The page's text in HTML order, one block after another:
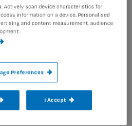
actief aan de slag met een
bespreekt de casus dus niet
het hele land, maar ook met de
leren en tips delen.
via Zoom. Voordeel hiervan is
in breakout rooms met elkaar
De expert komt in iedere
stellen is daardoor
Actively scan device characteristics for
information on a device. Personalised
and content measurement, audience
Preferences
I Accept